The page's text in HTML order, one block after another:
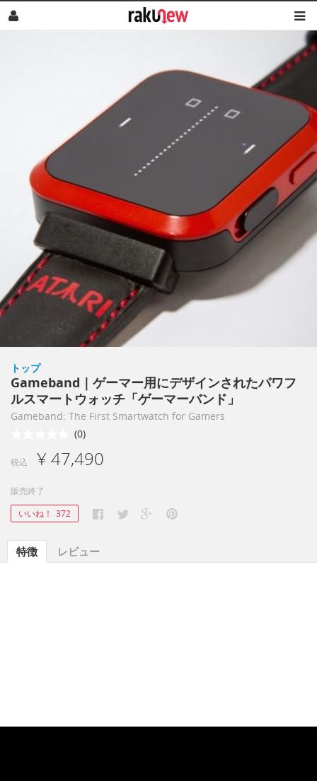
トップ
Gameband｜ゲーマー用にデザインされたパワフ
ルスマートウォッチ「ゲーマーバンド」
Gameband: The First Smartwatch for Gamers
(0)
税込 ¥ 47,490
販売終了
いいね！ 372
特徴 レビュー